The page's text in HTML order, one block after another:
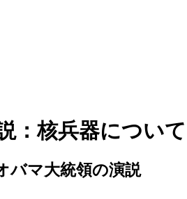
：核兵器について
バマ大統領の演説